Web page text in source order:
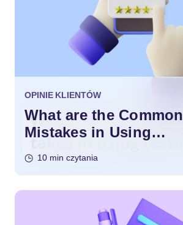
OPINIE KLIENTÓW
What are the Common
Mistakes in Using
10 min czytania